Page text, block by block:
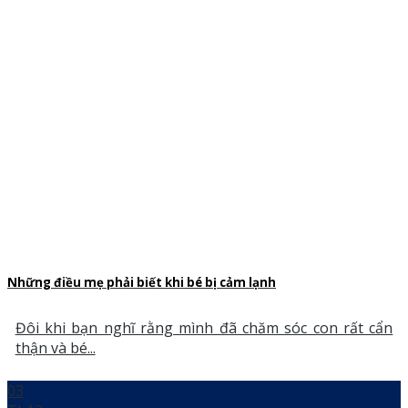
Những điều mẹ phải biết khi bé bị cảm lạnh
Đôi khi bạn nghĩ rằng mình đã chăm sóc con rất cẩn
thận và bé...
03